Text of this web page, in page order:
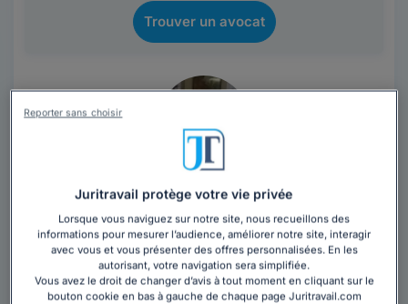
Trouver un avocat
Maître Stéphanie BERLAND
Seine-et-Marne ,Annet-sur-Marne, 77410
Contacter cet avocat
Juritravail protège votre vie privée
Lorsque vous naviguez sur notre site, nous recueillons des
informations pour mesurer l’audience, améliorer notre site, interagir
avec vous et vous présenter des offres personnalisées. En les
autorisant, votre navigation sera simplifiée.
Vous avez le droit de changer d’avis à tout moment en cliquant sur le
bouton cookie en bas à gauche de chaque page Juritravail.com
Reporter sans choisir